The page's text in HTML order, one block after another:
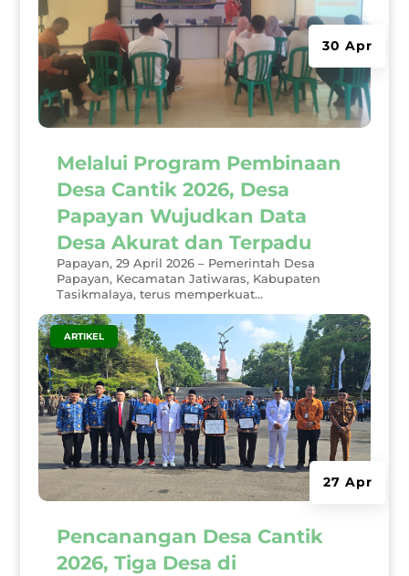
Melalui Program Pembinaan
Desa Cantik 2026, Desa
Papayan Wujudkan Data
Desa Akurat dan Terpadu
30 Apr
Papayan, 29 April 2026 – Pemerintah Desa
Papayan, Kecamatan Jatiwaras, Kabupaten
Tasikmalaya, terus memperkuat...
Pencanangan Desa Cantik
2026, Tiga Desa di
27 Apr
ARTIKEL